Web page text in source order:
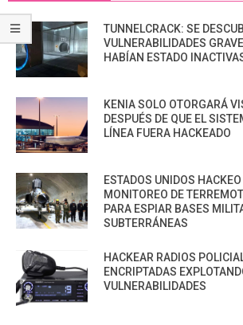
TUNNELCRACK: SE
VULNERABILIDADES
HABÍAN ESTADO
KENIA SOLO OTORGARÁ
DESPUÉS DE QUE EL
LÍNEA FUERA HACKEADO
ESTADOS UNIDOS
MONITOREO DE
PARA ESPIAR BASES
SUBTERRÁNEAS
HACKEAR RADIOS
ENCRIPTADAS
VULNERABILIDADES